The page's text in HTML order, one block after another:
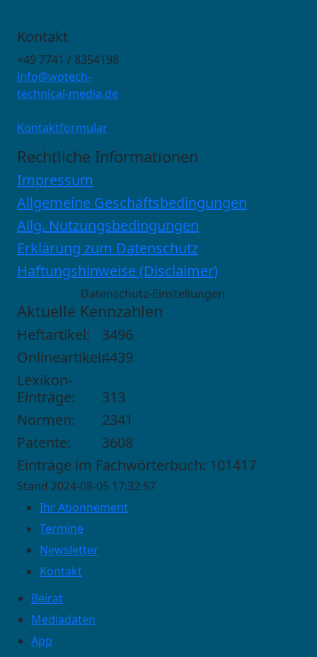
Kontakt
+49 7741 / 8354198
info@wotech-
technical-media.de
Kontaktformular
Rechtliche Informationen
Impressum
Allgemeine Geschäftsbedingungen
Allg. Nutzungsbedingungen
Erklärung zum Datenschutz
Haftungshinweise (Disclaimer)
Datenschutz-Einstellungen
Aktuelle Kennzahlen
Heftartikel:
3496
Onlineartikel:4439
Lexikon-
Einträge:
313
Normen:
2341
Patente:
3608
Einträge im Fachwörterbuch: 101417
Stand 2024-08-05 17:32:57
Ihr Abonnement
Termine
Newsletter
Kontakt
Beirat
Mediadaten
App